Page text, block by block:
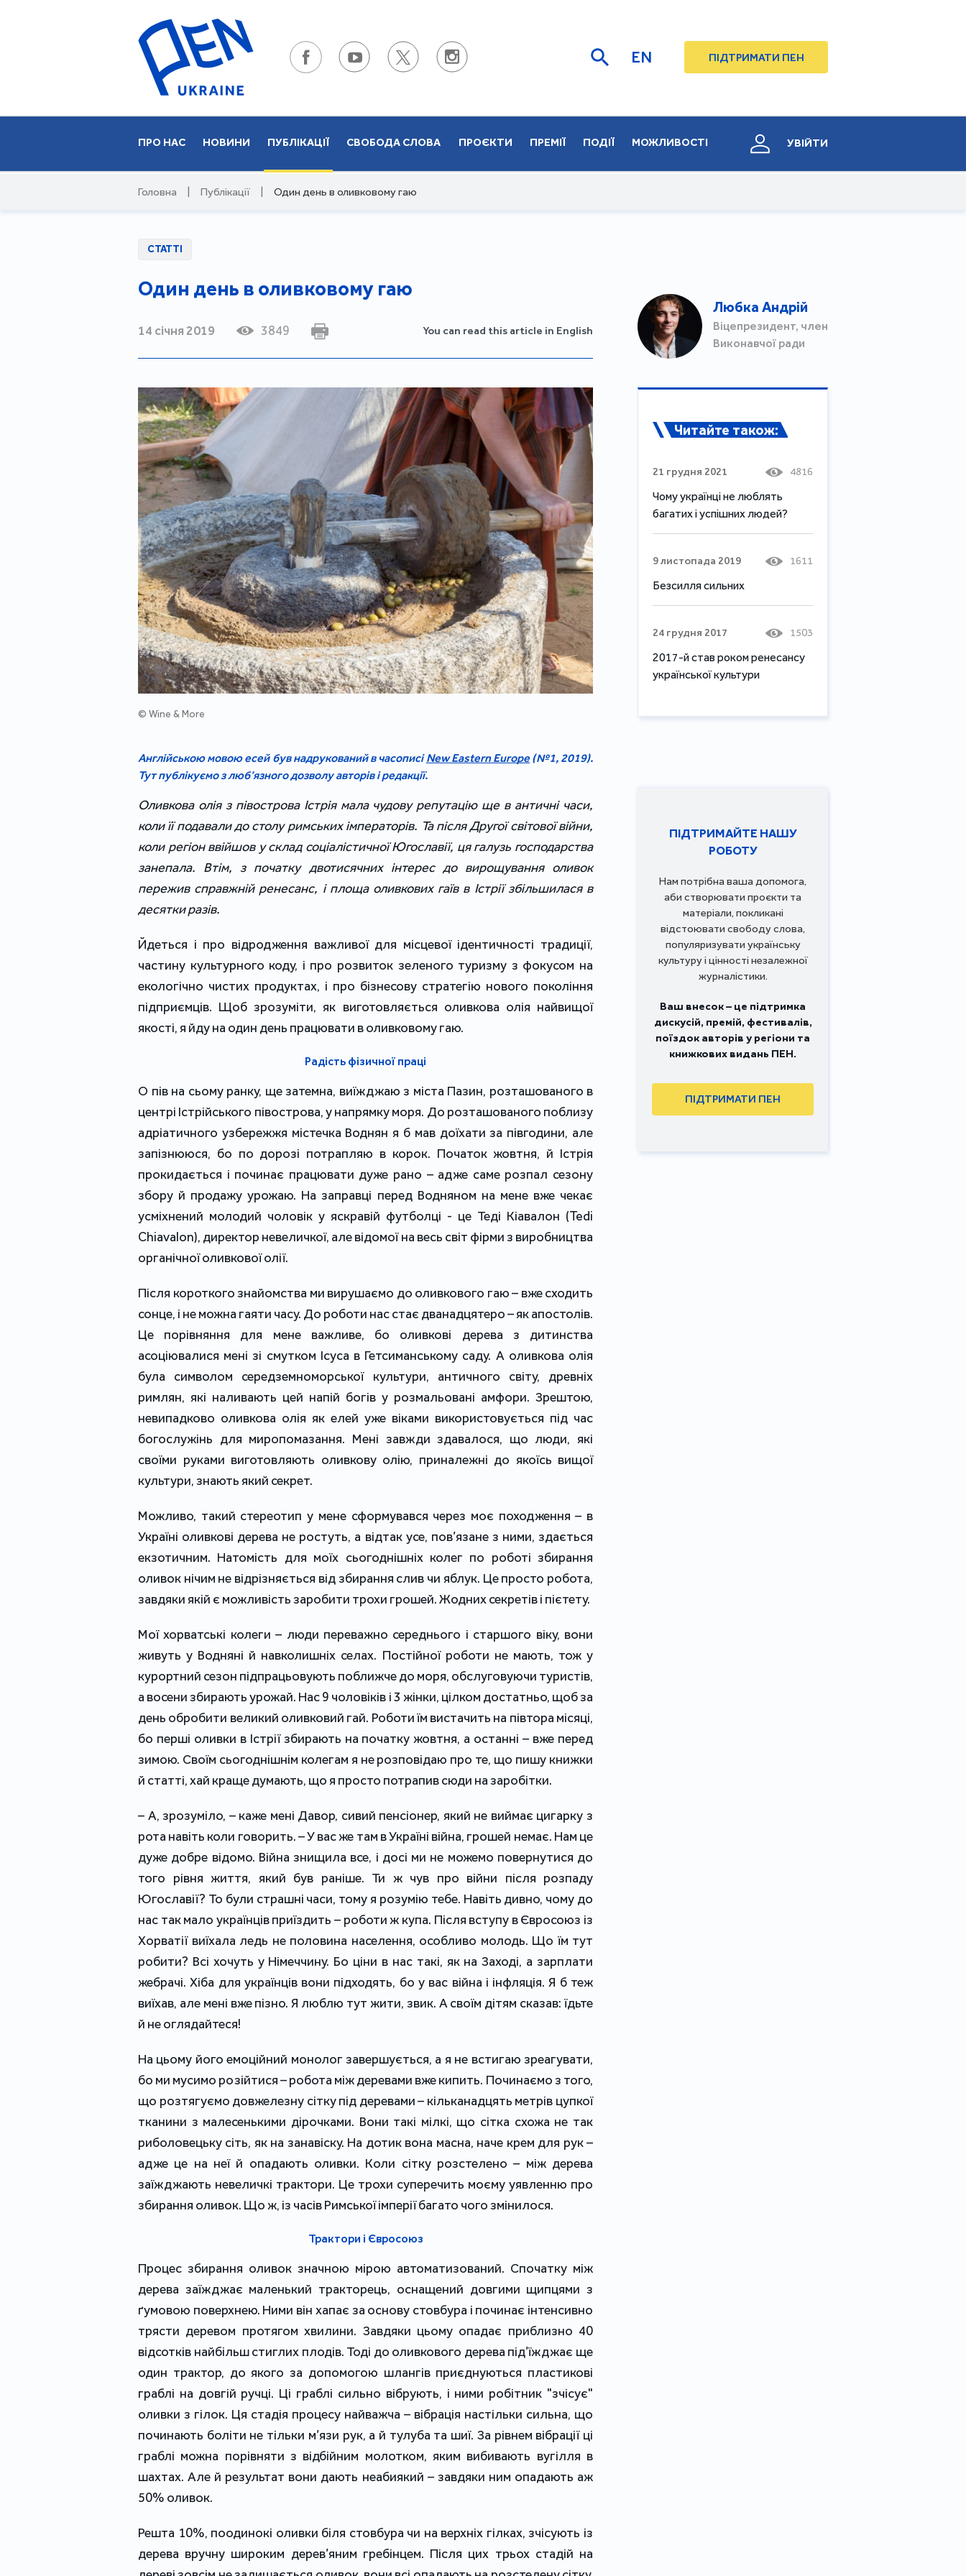
EN ПІДТРИМАТИ ПЕН
ПРО НАС НОВИНИ ПУБЛІКАЦІЇ СВОБОДА СЛОВА ПРОЄКТИ ПРЕМІЇ ПОДІЇ МОЖЛИВОСТІ УВІЙТИ
Головна Публікації Один день в оливковому гаю
СТАТТІ
Один день в оливковому гаю
14 січня 2019 3849 You can read this article in English
Любка Андрій
Віцепрезидент, член
Виконавчої ради
© Wine & More
Англійською мовою есей був надрукований в часописіNew Eastern Europe (№1, 2019).
Тут публікуємо з люб’язного дозволу авторів і редакції.
Оливкова олія з півострова Істрія мала чудову репутацію ще в античні часи,
коли її подавали до столу римських імператорів. Та після Другої світової війни,
коли регіон ввійшов у склад соціалістичної Югославії, ця галузь господарства
занепала. Втім, з початку двотисячних інтерес до вирощування оливок
пережив справжній ренесанс, і площа оливкових гаїв в Істрії збільшилася в
десятки разів.
Йдеться і про відродження важливої для місцевої ідентичності традиції,
частину культурного коду, і про розвиток зеленого туризму з фокусом на
екологічно чистих продуктах, і про бізнесову стратегію нового покоління
підприємців. Щоб зрозуміти, як виготовляється оливкова олія найвищої
якості, я йду на один день працювати в оливковому гаю.
Радість фізичної праці
О пів на сьому ранку, ще затемна, виїжджаю з міста Пазин, розташованого в
центрі Істрійського півострова, у напрямку моря. До розташованого поблизу
адріатичного узбережжя містечка Воднян я б мав доїхати за півгодини, але
запізнююся, бо по дорозі потрапляю в корок. Початок жовтня, й Істрія
прокидається і починає працювати дуже рано – адже саме розпал сезону
збору й продажу урожаю. На заправці перед Водняном на мене вже чекає
усміхнений молодий чоловік у яскравій футболці - це Теді Кіавалон (Tedi
Chiavalon), директор невеличкої, але відомої на весь світ фірми з виробництва
органічної оливкової олії.
Після короткого знайомства ми вирушаємо до оливкового гаю – вже сходить
сонце, і не можна гаяти часу. До роботи нас стає дванадцятеро – як апостолів.
Це порівняння для мене важливе, бо оливкові дерева з дитинства
асоціювалися мені зі смутком Ісуса в Гетсиманському саду. А оливкова олія
була символом середземноморської культури, античного світу, древніх
римлян, які наливають цей напій богів у розмальовані амфори. Зрештою,
невипадково оливкова олія як елей уже віками використовується під час
богослужінь для миропомазання. Мені завжди здавалося, що люди, які
своїми руками виготовляють оливкову олію, приналежні до якоїсь вищої
культури, знають який секрет.
Можливо, такий стереотип у мене сформувався через моє походження – в
Україні оливкові дерева не ростуть, а відтак усе, пов’язане з ними, здається
екзотичним. Натомість для моїх сьогоднішніх колег по роботі збирання
оливок нічим не відрізняється від збирання слив чи яблук. Це просто робота,
завдяки якій є можливість заробити трохи грошей. Жодних секретів і пієтету.
Мої хорватські колеги – люди переважно середнього і старшого віку, вони
живуть у Водняні й навколишніх селах. Постійної роботи не мають, тож у
курортний сезон підпрацьовують поближче до моря, обслуговуючи туристів,
а восени збирають урожай. Нас 9 чоловіків і 3 жінки, цілком достатньо, щоб за
день обробити великий оливковий гай. Роботи їм вистачить на півтора місяці,
бо перші оливки в Істрії збирають на початку жовтня, а останні – вже перед
зимою. Своїм сьогоднішнім колегам я не розповідаю про те, що пишу книжки
й статті, хай краще думають, що я просто потрапив сюди на заробітки.
‒ А, зрозуміло, ‒ каже мені Давор, сивий пенсіонер, який не виймає цигарку з
рота навіть коли говорить. ‒ У вас же там в Україні війна, грошей немає. Нам це
дуже добре відомо. Війна знищила все, і досі ми не можемо повернутися до
того рівня життя, який був раніше. Ти ж чув про війни після розпаду
Югославії? То були страшні часи, тому я розумію тебе. Навіть дивно, чому до
нас так мало українців приїздить – роботи ж купа. Після вступу в Євросоюз із
Хорватії виїхала ледь не половина населення, особливо молодь. Що їм тут
робити? Всі хочуть у Німеччину. Бо ціни в нас такі, як на Заході, а зарплати
жебрачі. Хіба для українців вони підходять, бо у вас війна і інфляція. Я б теж
виїхав, але мені вже пізно. Я люблю тут жити, звик. А своїм дітям сказав: їдьте
й не оглядайтеся!
На цьому його емоційний монолог завершується, а я не встигаю зреагувати,
бо ми мусимо розійтися – робота між деревами вже кипить. Починаємо з того,
що розтягуємо довжелезну сітку під деревами – кільканадцять метрів цупкої
тканини з малесенькими дірочками. Вони такі мілкі, що сітка схожа не так
риболовецьку сіть, як на занавіску. На дотик вона масна, наче крем для рук –
адже це на неї й опадають оливки. Коли сітку розстелено – між дерева
заїжджають невеличкі трактори. Це трохи суперечить моєму уявленню про
збирання оливок. Що ж, із часів Римської імперії багато чого змінилося.
Трактори і Євросоюз
Процес збирання оливок значною мірою автоматизований. Спочатку між
дерева заїжджає маленький тракторець, оснащений довгими щипцями з
ґумовою поверхнею. Ними він хапає за основу стовбура і починає інтенсивно
трясти деревом протягом хвилини. Завдяки цьому опадає приблизно 40
відсотків найбільш стиглих плодів. Тоді до оливкового дерева під’їжджає ще
один трактор, до якого за допомогою шлангів приєднуються пластикові
граблі на довгій ручці. Ці граблі сильно вібрують, і ними робітник "зчісує"
оливки з гілок. Ця стадія процесу найважча – вібрація настільки сильна, що
починають боліти не тільки м’язи рук, а й тулуба та шиї. За рівнем вібрації ці
граблі можна порівняти з відбійним молотком, яким вибивають вугілля в
шахтах. Але й результат вони дають неабиякий – завдяки ним опадають аж
50% оливок.
Решта 10%, поодинокі оливки біля стовбура чи на верхніх гілках, зчісують із
дерева вручну широким дерев’яним гребінцем. Після цих трьох стадій на
Читайте також:
21 грудня 2021 4816
Чому українці не люблять
багатих і успішних людей?
9 листопада 2019 1611
Безсилля сильних
24 грудня 2017 1503
2017-й став роком ренесансу
української культури
ПІДТРИМАЙТЕ НАШУ
РОБОТУ
Нам потрібна ваша допомога,
аби створювати проєкти та
матеріали, покликані
відстоювати свободу слова,
популяризувати українську
культуру і цінності незалежної
журналістики.
Ваш внесок – це підтримка
дискусій, премій, фестивалів,
поїздок авторів у регіони та
книжкових видань ПЕН.
ПІДТРИМАТИ ПЕН